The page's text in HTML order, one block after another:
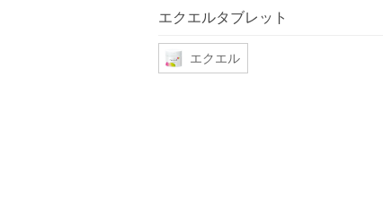
エクエルタブレット
エクエル